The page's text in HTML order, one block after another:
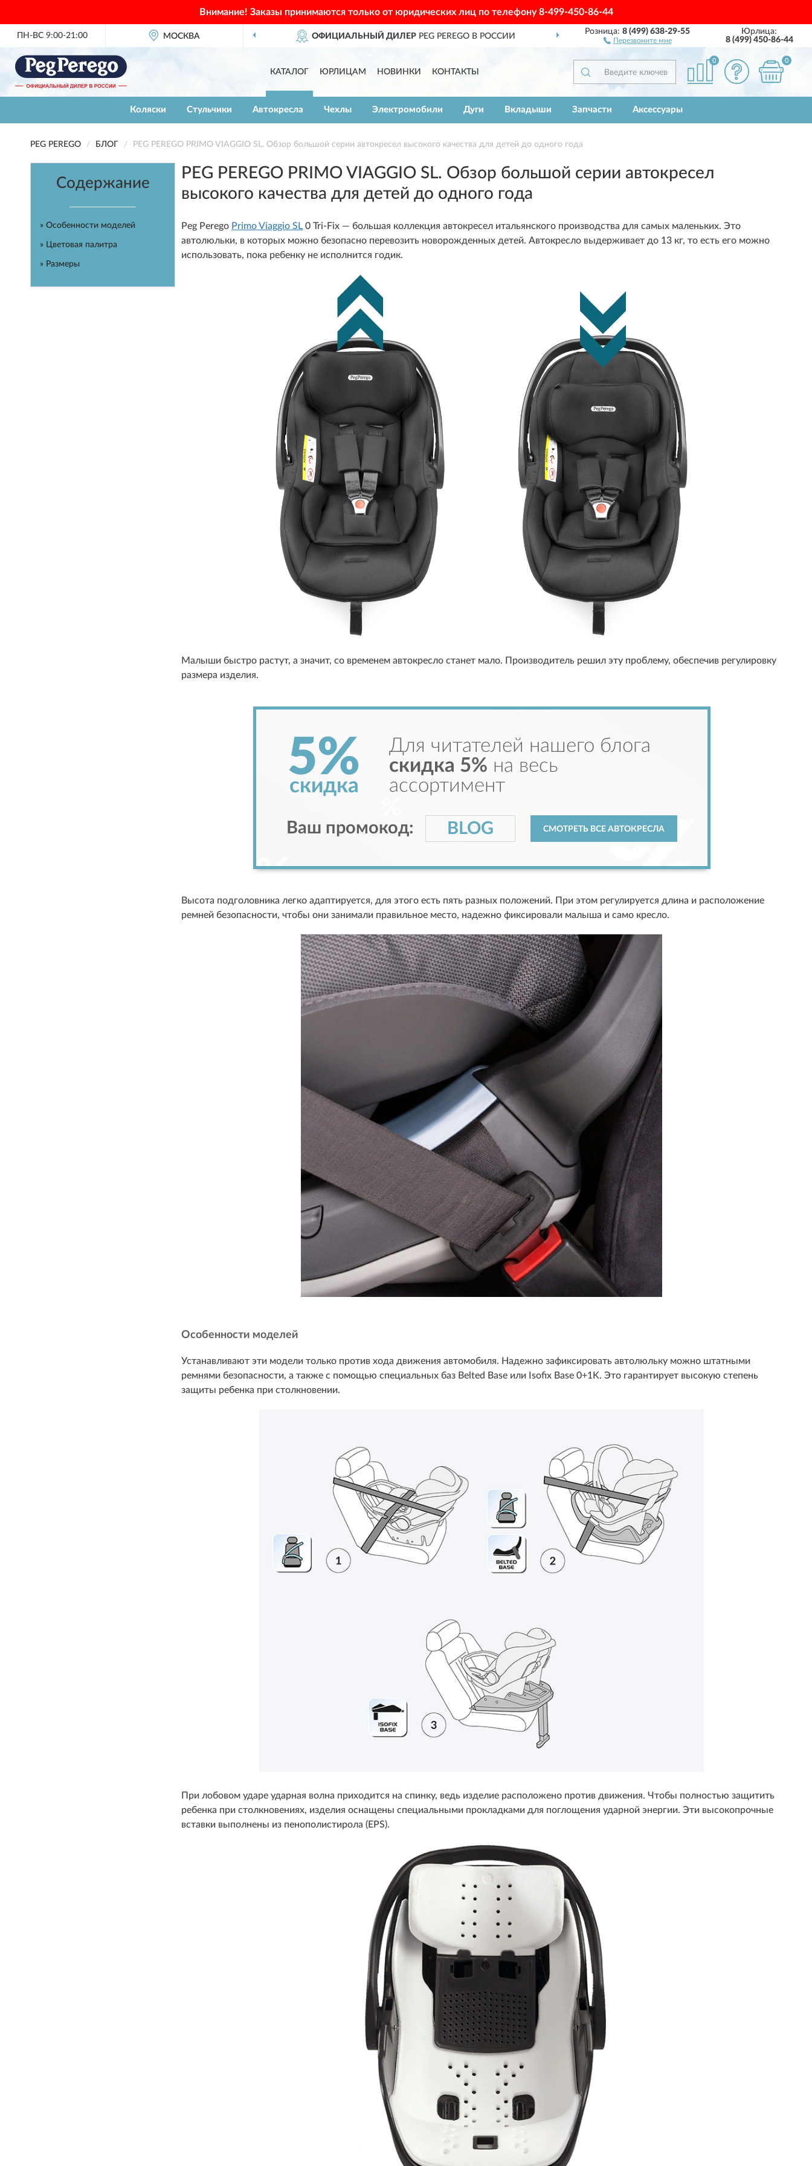
Внимание! Заказы принимаются только от юридических лиц по телефону8-499-450-86-44
ПН-ВС 9:00-21:00 МОСКВА
ОФИЦИАЛЬНЫЙ ДИЛЕР PEG PEREGO В РОССИИ ДОСТАВИМ ПО ВСЕЙ РОССИИ
Розница:8 (499) 638-29-55
Перезвоните мне
Юрлица:
8 (499) 450-86-44
КАТАЛОГ ЮРЛИЦАМ НОВИНКИ КОНТАКТЫ
0 0
Коляски Стульчики Автокресла Чехлы Электромобили Дуги Вкладыши Запчасти Аксессуары
PEG PEREGO БЛОГ PEG PEREGO PRIMO VIAGGIO SL. Обзор большой серии автокресел высокого качества для детей до одного года
Содержание
» Особенности моделей
» Цветовая палитра
» Размеры
PEG PEREGO PRIMO VIAGGIO SL. Обзор большой серии автокресел
высокого качества для детей до одного года
Peg Perego Primo Viaggio SL 0 Tri-Fix — большая коллекция автокресел итальянского производства для самых маленьких. Это
автолюльки, в которых можно безопасно перевозить новорожденных детей. Автокресло выдерживает до 13 кг, то есть его можно
использовать, пока ребенку не исполнится годик.
Малыши быстро растут, а значит, со временем автокресло станет мало. Производитель решил эту проблему, обеспечив регулировку
размера изделия.
5%
скидка
Для читателей нашего блога
скидка 5% на весь
ассортимент
Ваш промокод: BLOG СМОТРЕТЬ ВСЕ АВТОКРЕСЛА
Высота подголовника легко адаптируется, для этого есть пять разных положений. При этом регулируется длина и расположение
ремней безопасности, чтобы они занимали правильное место, надежно фиксировали малыша и само кресло.
Особенности моделей
Устанавливают эти модели только против хода движения автомобиля. Надежно зафиксировать автолюльку можно штатными
ремнями безопасности, а также с помощью специальных баз Belted Base или Isofix Base 0+1K. Это гарантирует высокую степень
защиты ребенка при столкновении.
При лобовом ударе ударная волна приходится на спинку, ведь изделие расположено против движения. Чтобы полностью защитить
ребенка при столкновениях, изделия оснащены специальными прокладками для поглощения ударной энергии. Эти высокопрочные
вставки выполнены из пенополистирола (EPS).